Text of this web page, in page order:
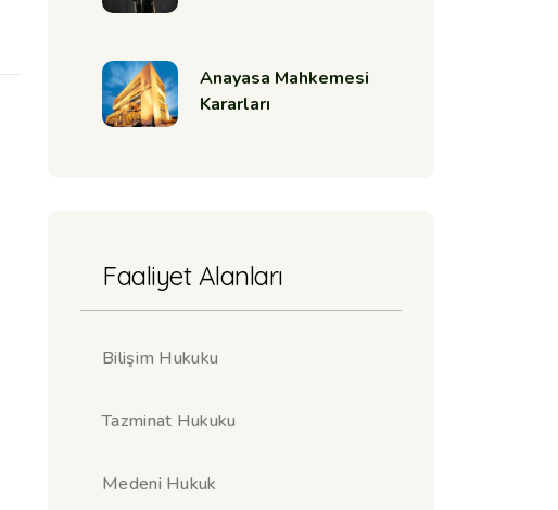
Anayasa Mahkemesi
Kararları
Faaliyet Alanları
Bilişim Hukuku
Tazminat Hukuku
Medeni Hukuk